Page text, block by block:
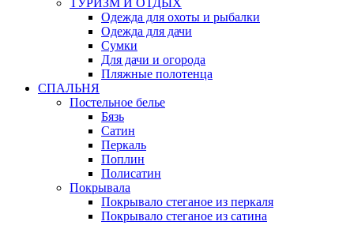
ТУРИЗМ И ОТДЫХ
Одежда для охоты и рыбалки
Одежда для дачи
Сумки
Для дачи и огорода
Пляжные полотенца
СПАЛЬНЯ
Постельное белье
Бязь
Сатин
Перкаль
Поплин
Полисатин
Покрывала
Покрывало стеганое из перкаля
Покрывало стеганое из сатина